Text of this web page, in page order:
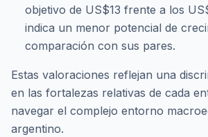
objetivo de US$13 frente a los
indica un menor potencial de
comparación con sus pares.
Estas valoraciones reflejan una
en las fortalezas relativas de cada
navegar el complejo entorno
argentino.